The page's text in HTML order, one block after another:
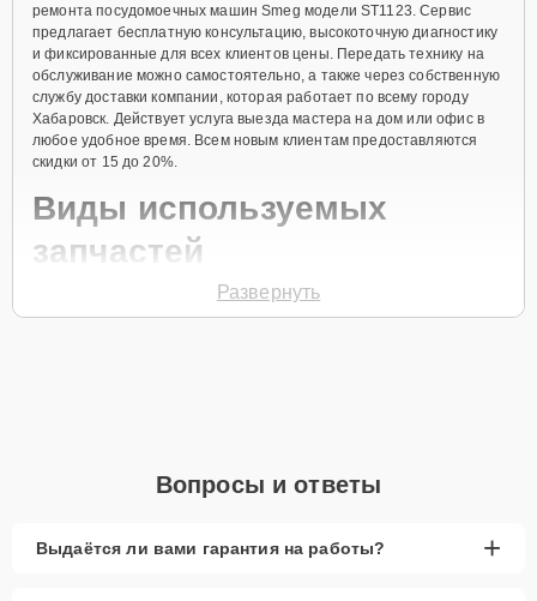
ремонта посудомоечных машин Smeg модели ST1123. Сервис
предлагает бесплатную консультацию, высокоточную диагностику
и фиксированные для всех клиентов цены. Передать технику на
обслуживание можно самостоятельно, а также через собственную
службу доставки компании, которая работает по всему городу
Хабаровск. Действует услуга выезда мастера на дом или офис в
любое удобное время. Всем новым клиентам предоставляются
скидки от 15 до 20%.
Виды используемых
запчастей
Для ремонта посудомоечной машины модели ST1123
активное использование устройства дольше
запчастей.
Развернуть
Вопросы и ответы
Выдаётся ли вами гарантия на работы? +